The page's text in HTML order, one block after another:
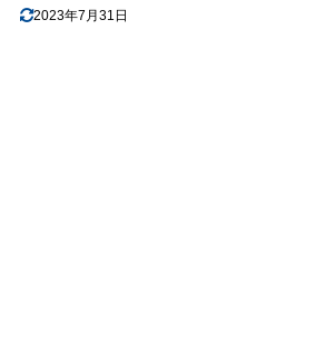
2023年7月31日